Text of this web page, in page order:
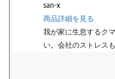
san-x
商品詳細を見る
我が家に生息するク
い。会社のストレス